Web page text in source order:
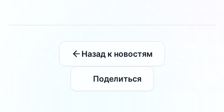
Назад к новостям
Поделиться